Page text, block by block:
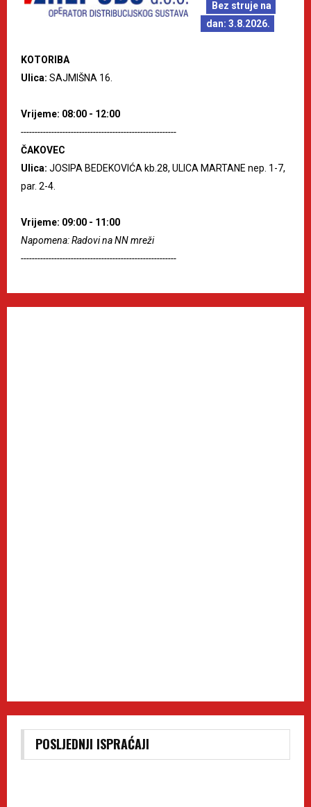
Bez struje na
dan: 3.8.2026.
KOTORIBA
Ulica: SAJMIŠNA 16.
Vrijeme: 08:00 - 12:00
--------------------------------------------------------
ČAKOVEC
Ulica: JOSIPA BEDEKOVIĆA kb.28, ULICA MARTANE nep. 1-7,
par. 2-4.
Vrijeme: 09:00 - 11:00
Napomena: Radovi na NN mreži
--------------------------------------------------------
POSLJEDNJI ISPRAĆAJI